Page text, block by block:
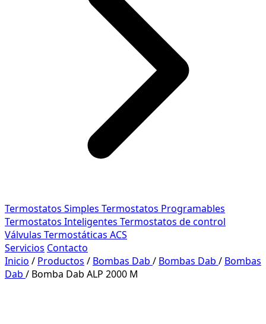
Termostatos Simples Termostatos Programables
Termostatos Inteligentes Termostatos de control
Válvulas Termostáticas ACS
Servicios Contacto
Inicio / Productos / Bombas Dab / Bombas Dab / Bombas
Dab / Bomba Dab ALP 2000 M